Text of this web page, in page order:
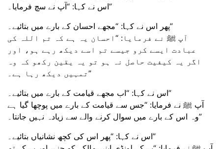
اس نے کہا: “آپ نے سچ فرمایا۔”
پھر اس نے کہا: “مجھے احسان کے بارے میں بتائیے۔”
آپ ﷺ نے فرمایا: “احسان یہ ہے کہ تم اللہ کی
عبادت ایسے کرو جیسے تم اسے دیکھ رہے ہو، اور
اگر یہ کیفیت حاصل نہ ہو تو یہ یقین رکھو کہ وہ
تمہیں دیکھ رہا ہے۔”
اس نے کہا: “اب مجھے قیامت کے بارے میں بتائیے۔”
آپ ﷺ نے فرمایا: “جس سے قیامت کے بارے میں پوچھا گیا ہے
وہ اس کے بارے میں سوال کرنے والے سے زیادہ نہیں جانتا۔”
اس نے کہا: “پھر اس کی کچھ نشانیاں بتائیے۔”